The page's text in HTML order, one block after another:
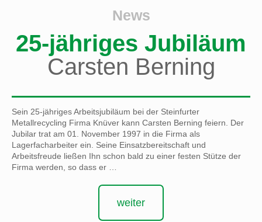
News
25-jähriges Jubiläum
Carsten Berning
Sein 25-jähriges Arbeitsjubiläum bei der Steinfurter
Metallrecycling Firma Knüver kann Carsten Berning feiern. Der
Jubilar trat am 01. November 1997 in die Firma als
Lagerfacharbeiter ein. Seine Einsatzbereitschaft und
Arbeitsfreude ließen Ihn schon bald zu einer festen Stütze der
Firma werden, so dass er …
weiter